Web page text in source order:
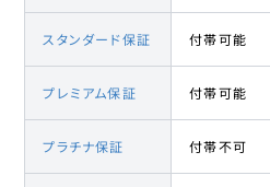
スタンダード保証 付帯可能
プレミアム保証 付帯可能
プラチナ保証 付帯不可